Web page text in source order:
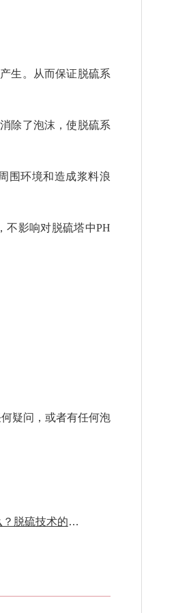
生。从而保证脱硫系
除了泡沫，使脱硫系
围环境和造成浆料浪
不影响对脱硫塔中PH
疑问，或者有任何泡
烟气脱硫消泡剂是什么？脱硫技术的新宝藏